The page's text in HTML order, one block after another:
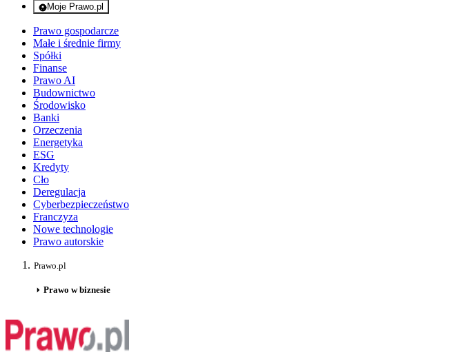
Moje Prawo.pl
- rejestracja i logowanie do serwisu
Prawo gospodarcze
Małe i średnie firmy
Spółki
Finanse
Prawo AI
Budownictwo
Środowisko
Banki
Orzeczenia
Energetyka
ESG
Kredyty
Cło
Deregulacja
Cyberbezpieczeństwo
Franczyza
Nowe technologie
Prawo autorskie
Prawo.pl
Prawo w biznesie